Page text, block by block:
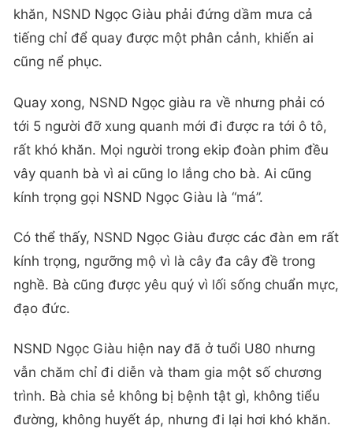
khăn, NSND Ngọc Giàu phải đứng dầm mưa cả
tiếng chỉ để quay được một phân cảnh, khiến ai
cũng nể phục.
Quay xong, NSND Ngọc giàu ra về nhưng phải có
tới 5 người đỡ xung quanh mới đi được ra tới ô tô,
rất khó khăn. Mọi người trong ekip đoàn phim đều
vây quanh bà vì ai cũng lo lắng cho bà. Ai cũng
kính trọng gọi NSND Ngọc Giàu là “má”.
Có thể thấy, NSND Ngọc Giàu được các đàn em rất
kính trọng, ngưỡng mộ vì là cây đa cây đề trong
nghề. Bà cũng được yêu quý vì lối sống chuẩn mực,
đạo đức.
NSND Ngọc Giàu hiện nay đã ở tuổi U80 nhưng
vẫn chăm chỉ đi diễn và tham gia một số chương
trình. Bà chia sẻ không bị bệnh tật gì, không tiểu
đường, không huyết áp, nhưng đi lại hơi khó khăn.